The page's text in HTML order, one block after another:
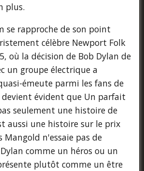
plus.
se rapproche de son point
célèbre Newport Folk
où la décision de Bob Dylan de
un groupe électrique a
émeute parmi les fans de
évident que Un parfait
seulement une histoire de
aussi une histoire sur le prix
Mangold n'essaie pas de
comme un héros ou un
plutôt comme un être